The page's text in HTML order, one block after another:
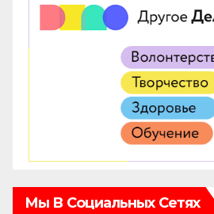
Мы В Социальных Сетях